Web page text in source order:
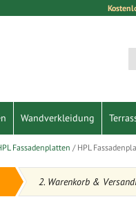
Wandverkleidung
Fassadenplatten HPL
2. Warenkorb &